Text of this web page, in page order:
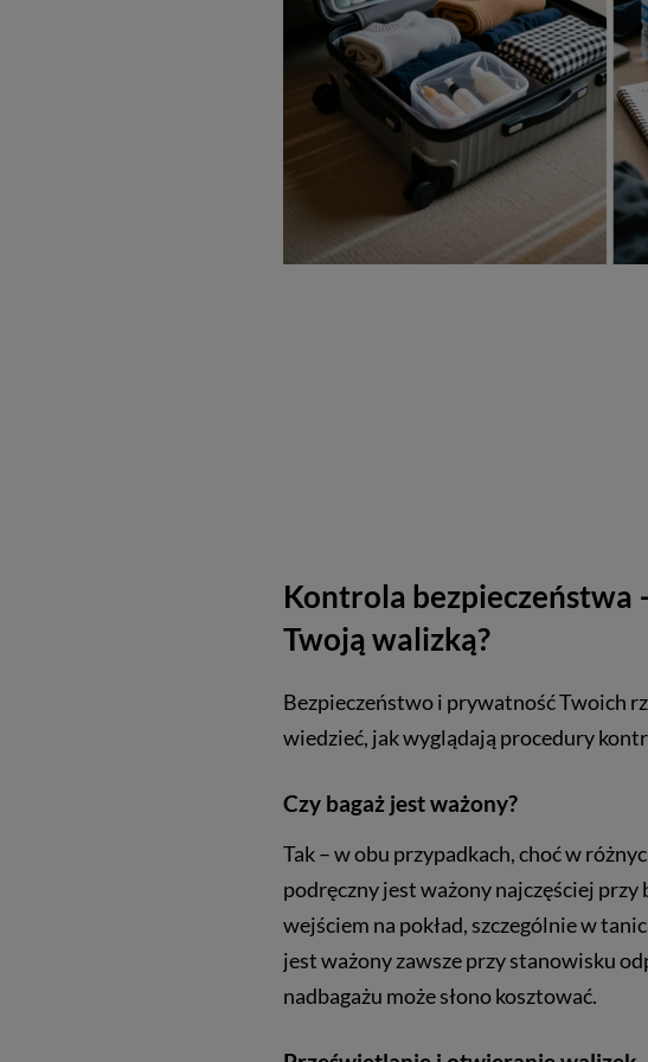
Kontrola bezpieczeństwa
Twoją walizką?
Bezpieczeństwo i prywatność Twoich
wiedzieć, jak wyglądają procedury
Czy bagaż jest ważony?
Tak – w obu przypadkach, choć w
podręczny jest ważony najczęściej przy
wejściem na pokład, szczególnie w
jest ważony zawsze przy stanowisku
nadbagażu może słono kosztować.